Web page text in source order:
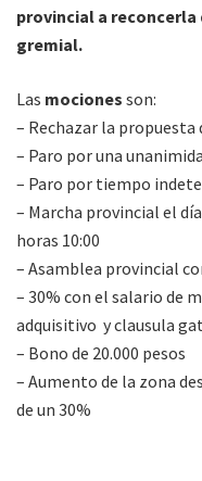
provincial a
gremial.
Las mociones son:
– Rechazar la
– Paro por una
– Paro por tiempo
– Marcha provincial el
horas 10:00
– Asamblea provincial
– 30% con el salario de
adquisitivo y clausula
– Bono de 20.000 pesos
– Aumento de la zona
de un 30%